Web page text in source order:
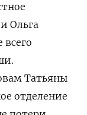
Ольга
всего
Татьяны
отделение